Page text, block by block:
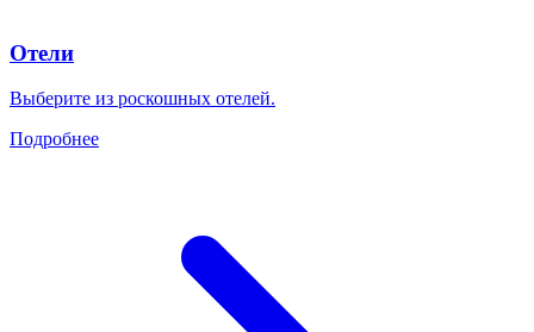
Отели
Выберите из роскошных отелей.
Подробнее